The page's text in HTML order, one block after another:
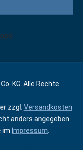
KG. Alle Rechte
zzgl. Versandkosten
anders angegeben.
im Impressum.